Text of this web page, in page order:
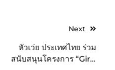
Next
หัวเว่ย ประเทศไทย ร่วม
สนับสนุนโครงการ “Girls